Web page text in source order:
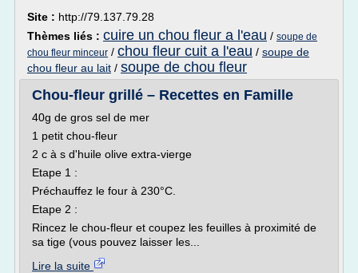
Site : http://79.137.79.28
Thèmes liés : cuire un chou fleur a l'eau / soupe de
chou fleur minceur / chou fleur cuit a l'eau / soupe de
chou fleur au lait / soupe de chou fleur
Chou-fleur grillé – Recettes en Famille
40g de gros sel de mer
1 petit chou-fleur
2 c à s d'huile olive extra-vierge
Etape 1 :
Préchauffez le four à 230°C.
Etape 2 :
Rincez le chou-fleur et coupez les feuilles à proximité de
sa tige (vous pouvez laisser les...
Lire la suite